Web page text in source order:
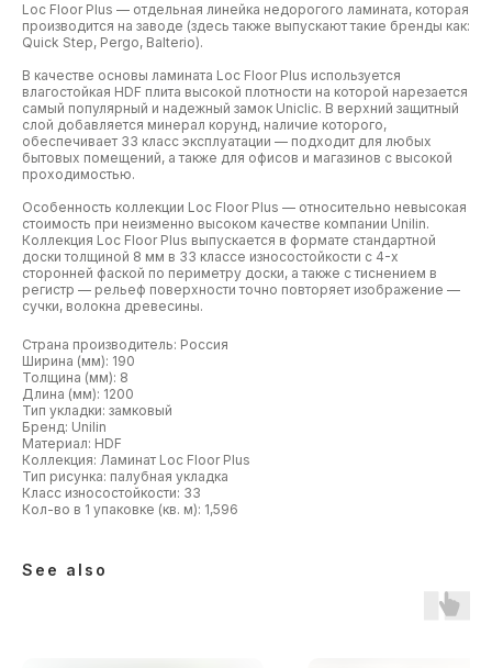
Loc Floor Plus — отдельная линейка недорогого ламината, которая
производится на заводе (здесь также выпускают такие бренды как:
Quick Step, Pergo, Balterio).
В качестве основы ламината Loc Floor Plus используется
влагостойкая HDF плита высокой плотности на которой нарезается
самый популярный и надежный замок Uniclic. В верхний защитный
слой добавляется минерал корунд, наличие которого,
обеспечивает 33 класс эксплуатации — подходит для любых
бытовых помещений, а также для офисов и магазинов с высокой
проходимостью.
Особенность коллекции Loc Floor Plus — относительно невысокая
стоимость при неизменно высоком качестве компании Unilin.
Коллекция Loc Floor Plus выпускается в формате стандартной
доски толщиной 8 мм в 33 классе износостойкости с 4-х
сторонней фаской по периметру доски, а также с тиснением в
регистр — рельеф поверхности точно повторяет изображение —
сучки, волокна древесины.
Страна производитель: Россия
Ширина (мм): 190
Толщина (мм): 8
Длина (мм): 1200
Тип укладки: замковый
Бренд: Unilin
Материал: HDF
Коллекция: Ламинат Loc Floor Plus
Тип рисунка: палубная укладка
Класс износостойкости: 33
Кол-во в 1 упаковке (кв. м): 1,596
See also